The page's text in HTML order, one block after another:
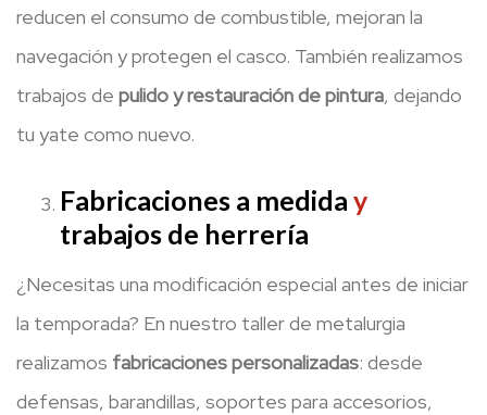
reducen el consumo de combustible, mejoran la
navegación y protegen el casco. También realizamos
trabajos de pulido y restauración de pintura, dejando
tu yate como nuevo.
Fabricaciones a medida y
trabajos de herrería
¿Necesitas una modificación especial antes de iniciar
la temporada? En nuestro taller de metalurgia
realizamos fabricaciones personalizadas: desde
defensas, barandillas, soportes para accesorios,